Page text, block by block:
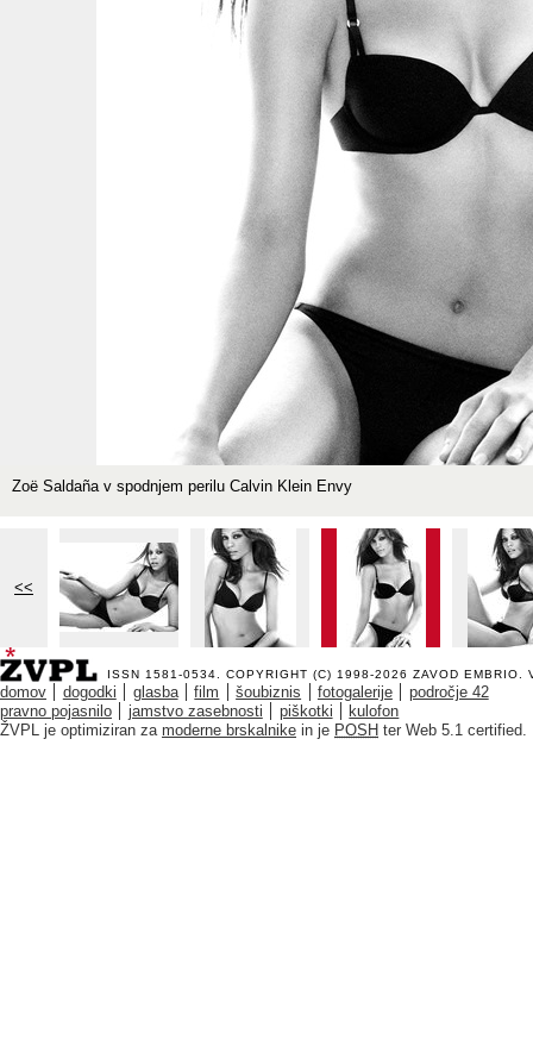
Zoë Saldaña v spodnjem perilu Calvin Klein Envy
<<
ISSN 1581-0534. COPYRIGHT (C) 1998-2026 ZAVOD EMBRIO .
domov dogodki glasba film šoubiznis fotogalerije
področje 42
pravno pojasnilo
jamstvo zasebnosti piškotki
kulofon
ŽVPL je optimiziran za moderne brskalnike in je POSH ter Web 5.1 certified.